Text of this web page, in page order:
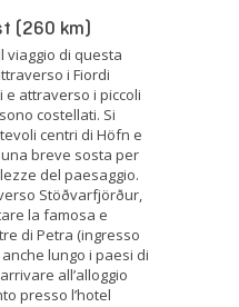
(260 km)
viaggio di questa
i Fiordi
attraverso i piccoli
costellati. Si
centri di Höfn e
breve sosta per
del paesaggio.
Stöðvarfjörður,
la famosa e
di Petra (ingresso
lungo i paesi di
all’alloggio
presso l’hotel